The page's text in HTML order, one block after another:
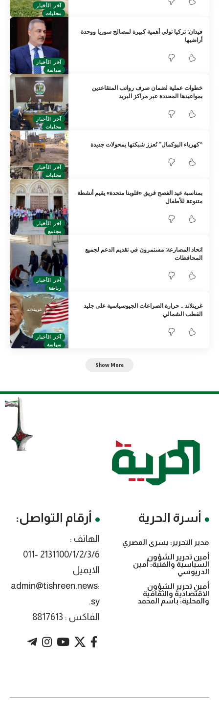
آخر الأخبار
محليات
آخر الأخبار
سياسة
فيدان: تركيا تولي أهمية كبيرة لمصالح سوريا ووحدة
أراضيها
آخر الأخبار
محليات
خطوات عملية لضمان صرف رواتب المتقاعدين
بمواعيدها المحددة عبر مراكز البريد
آخر الأخبار
محليات
“كهرباء البوكمال” تُعزز شبكتها بمحولات جديدة
آخر الأخبار
مجتمع
بمناسبة عيد الفصح فريق «قلوبنا متحدة» يقيم أنشطة
متنوعة للأطفال
آخر الأخبار
رياضة
اتحاد المصارعة: مستمرون في تقديم الدعم لجميع
المحافظات
آخر الأخبار
سياسة
غرينلاند .. حرارة الصراعات الجيوسياسية على جليد
القطب الشمالي
Show More
أسرة الحرية
مدير التحرير: يسرى المصري
أمين تحرير الشؤون
السياسية والفنية: أمين
الدريوسي
أمين تحرير الشؤون
الاقتصادية والثقافية
والمحلية: باسم المحمد
أرقام التواصل:
الهاتف :
2131100/1/2/3/6 -011
الايميل
:admin@tishreen.news
.sy
الفاكس : 8817613